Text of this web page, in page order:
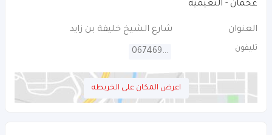
عجمان - النعيمية
العنوان شارع الشيخ خليفة بن زايد
تليفون 067469398
اعرض المكان على الخريطه